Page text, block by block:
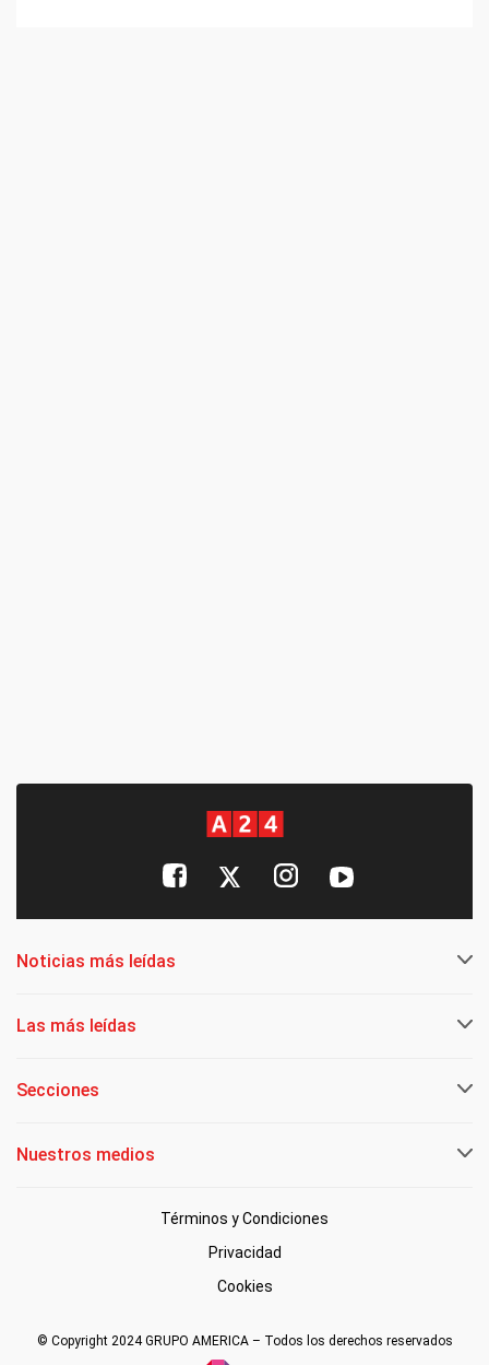
Noticias más leídas
Las más leídas
Secciones
Nuestros medios
Términos y Condiciones
Privacidad
Cookies
© Copyright 2024 GRUPO AMERICA – Todos los derechos reservados